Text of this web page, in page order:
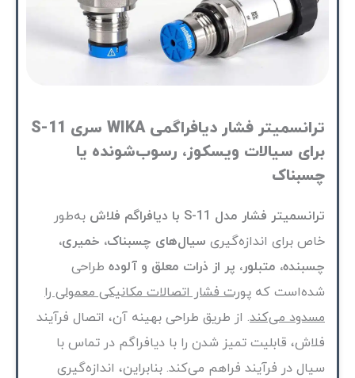
ترانسمیتر فشار دیافراگمی WIKA سری S-11
برای سیالات ویسکوز، رسوب‌شونده یا
چسبناک
ترانسمیتر فشار مدل S-11 با دیافراگم فلاش
به‌طور
خاص برای اندازه‌گیری سیال‌های چسبناک، خمیری،
چسبنده، متبلور، پر از ذرات معلق و آلوده طراحی
شده‌است که پورت فشار اتصالات مکانیکی معمولی را
مسدود می‌کند. از طریق طراحی بهینه آن، اتصال فرآیند
فلاش، قابلیت تمیز شدن را با دیافراگم در تماس با
سیال در فرآیند فراهم می‌کند. بنابراین، اندازه‌گیری